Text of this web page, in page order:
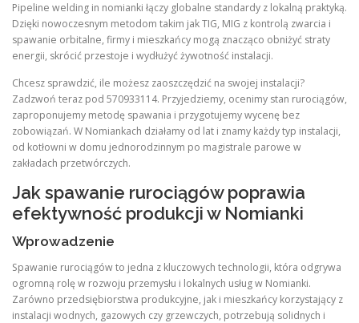
Pipeline welding in nomianki łączy globalne standardy z lokalną praktyką.
Dzięki nowoczesnym metodom takim jak TIG, MIG z kontrolą zwarcia i
spawanie orbitalne, firmy i mieszkańcy mogą znacząco obniżyć straty
energii, skrócić przestoje i wydłużyć żywotność instalacji.
Chcesz sprawdzić, ile możesz zaoszczędzić na swojej instalacji?
Zadzwoń teraz pod 570933114. Przyjedziemy, ocenimy stan rurociągów,
zaproponujemy metodę spawania i przygotujemy wycenę bez
zobowiązań. W Nomiankach działamy od lat i znamy każdy typ instalacji,
od kotłowni w domu jednorodzinnym po magistrale parowe w
zakładach przetwórczych.
Jak spawanie rurociągów poprawia
efektywność produkcji w Nomianki
Wprowadzenie
Spawanie rurociągów to jedna z kluczowych technologii, która odgrywa
ogromną rolę w rozwoju przemysłu i lokalnych usług w Nomianki.
Zarówno przedsiębiorstwa produkcyjne, jak i mieszkańcy korzystający z
instalacji wodnych, gazowych czy grzewczych, potrzebują solidnych i